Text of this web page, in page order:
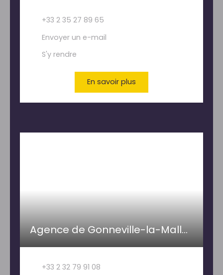
+33 2 35 27 89 65
Envoyer un e-mail
S'y rendre
En savoir plus
Agence de Gonneville-la-Mallet- PAILLETTE IMMOBILIER
+33 2 32 79 91 08